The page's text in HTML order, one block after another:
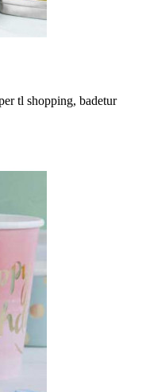
tl shopping, badetur